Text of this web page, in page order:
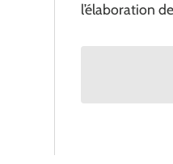
l’élaboration